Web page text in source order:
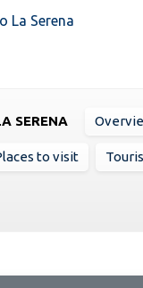
La Serena
SERENA
to visit